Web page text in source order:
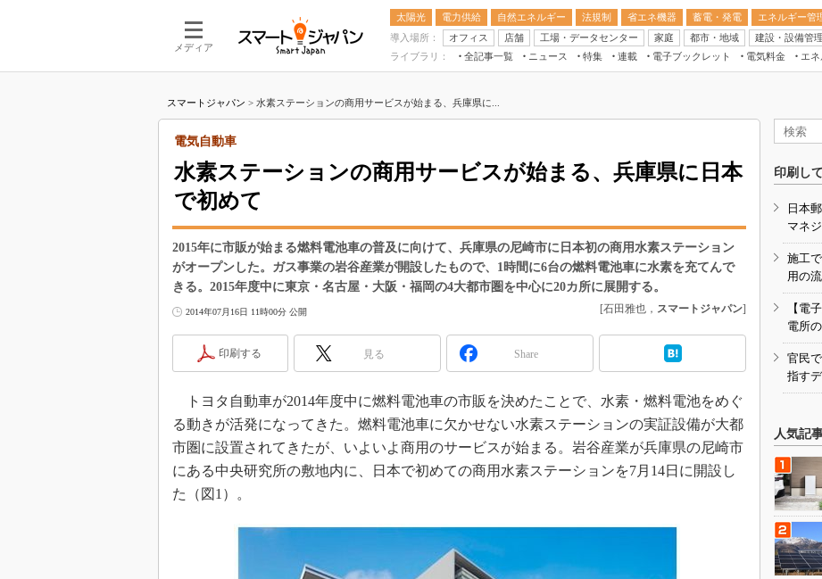
メディア
太陽光 電力供給 自然エネルギー 法規制 省エネ機器 蓄電・発電 エネルギー管
導入場所：
オフィス 店舗 工場・データセンター 家庭 都市・地域
建設・設備管理
ライブラリ：
全記事一覧 ニュース 特集 連載 電子ブックレット 電気料金 エ
新電力
電気料金ガイドブック
BEMS
キーワード解説
スマートジャパン > 水素ステーションの商用サービスが始まる、兵庫県に...
水素ステーションの商用サービスが始まる、兵庫県に日本
で初めて
電気自動車
2015年に市販が始まる燃料電池車の普及に向けて、兵庫県の尼崎市に日本初の商用水素ステーション
がオープンした。ガス事業の岩谷産業が開設したもので、1時間に6台の燃料電池車に水素を充てんで
きる。2015年度中に東京・名古屋・大阪・福岡の4大都市圏を中心に20カ所に展開する。
2014年07月16日 11時00分 公開 [石田雅也， スマートジャパン]
印刷する 見る Share
トヨタ自動車が2014年度中に燃料電池車の市販を決めたことで、水素・燃料電池をめぐ
る動きが活発になってきた。燃料電池車に欠かせない水素ステーションの実証設備が大都
市圏に設置されてきたが、いよいよ商用のサービスが始まる。岩谷産業が兵庫県の尼崎市
にある中央研究所の敷地内に、日本で初めての商用水素ステーションを7月14日に開設し
た（図1）。
印刷し
日本
マネ
施工
用の流
【電
電所
官民
指す
人気記